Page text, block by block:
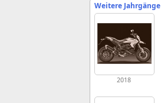
Weitere Jahrgänge
2018